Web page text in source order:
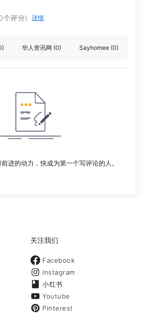
个评分) 详情
华人资讯网 (0) Sayhomee (0)
进的动力，快成为第一个写评论的人。
关注我们
Facebook
Instagram
小红书
Youtube
Pinterest